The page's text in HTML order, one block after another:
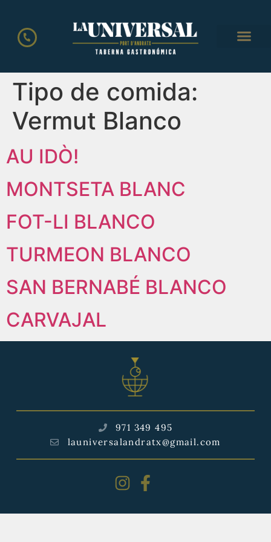
Tipo de comida:
Vermut Blanco
AU IDÒ!
MONTSETA BLANC
FOT-LI BLANCO
TURMEON BLANCO
SAN BERNABÉ BLANCO
CARVAJAL
971 349 495
launiversalandratx@gmail.com